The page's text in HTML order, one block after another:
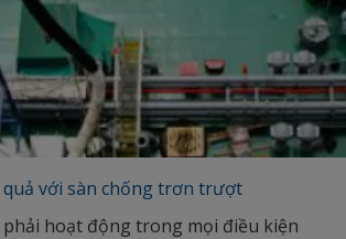
với sàn chống trơn trượt
phải hoạt động trong mọi điều kiện